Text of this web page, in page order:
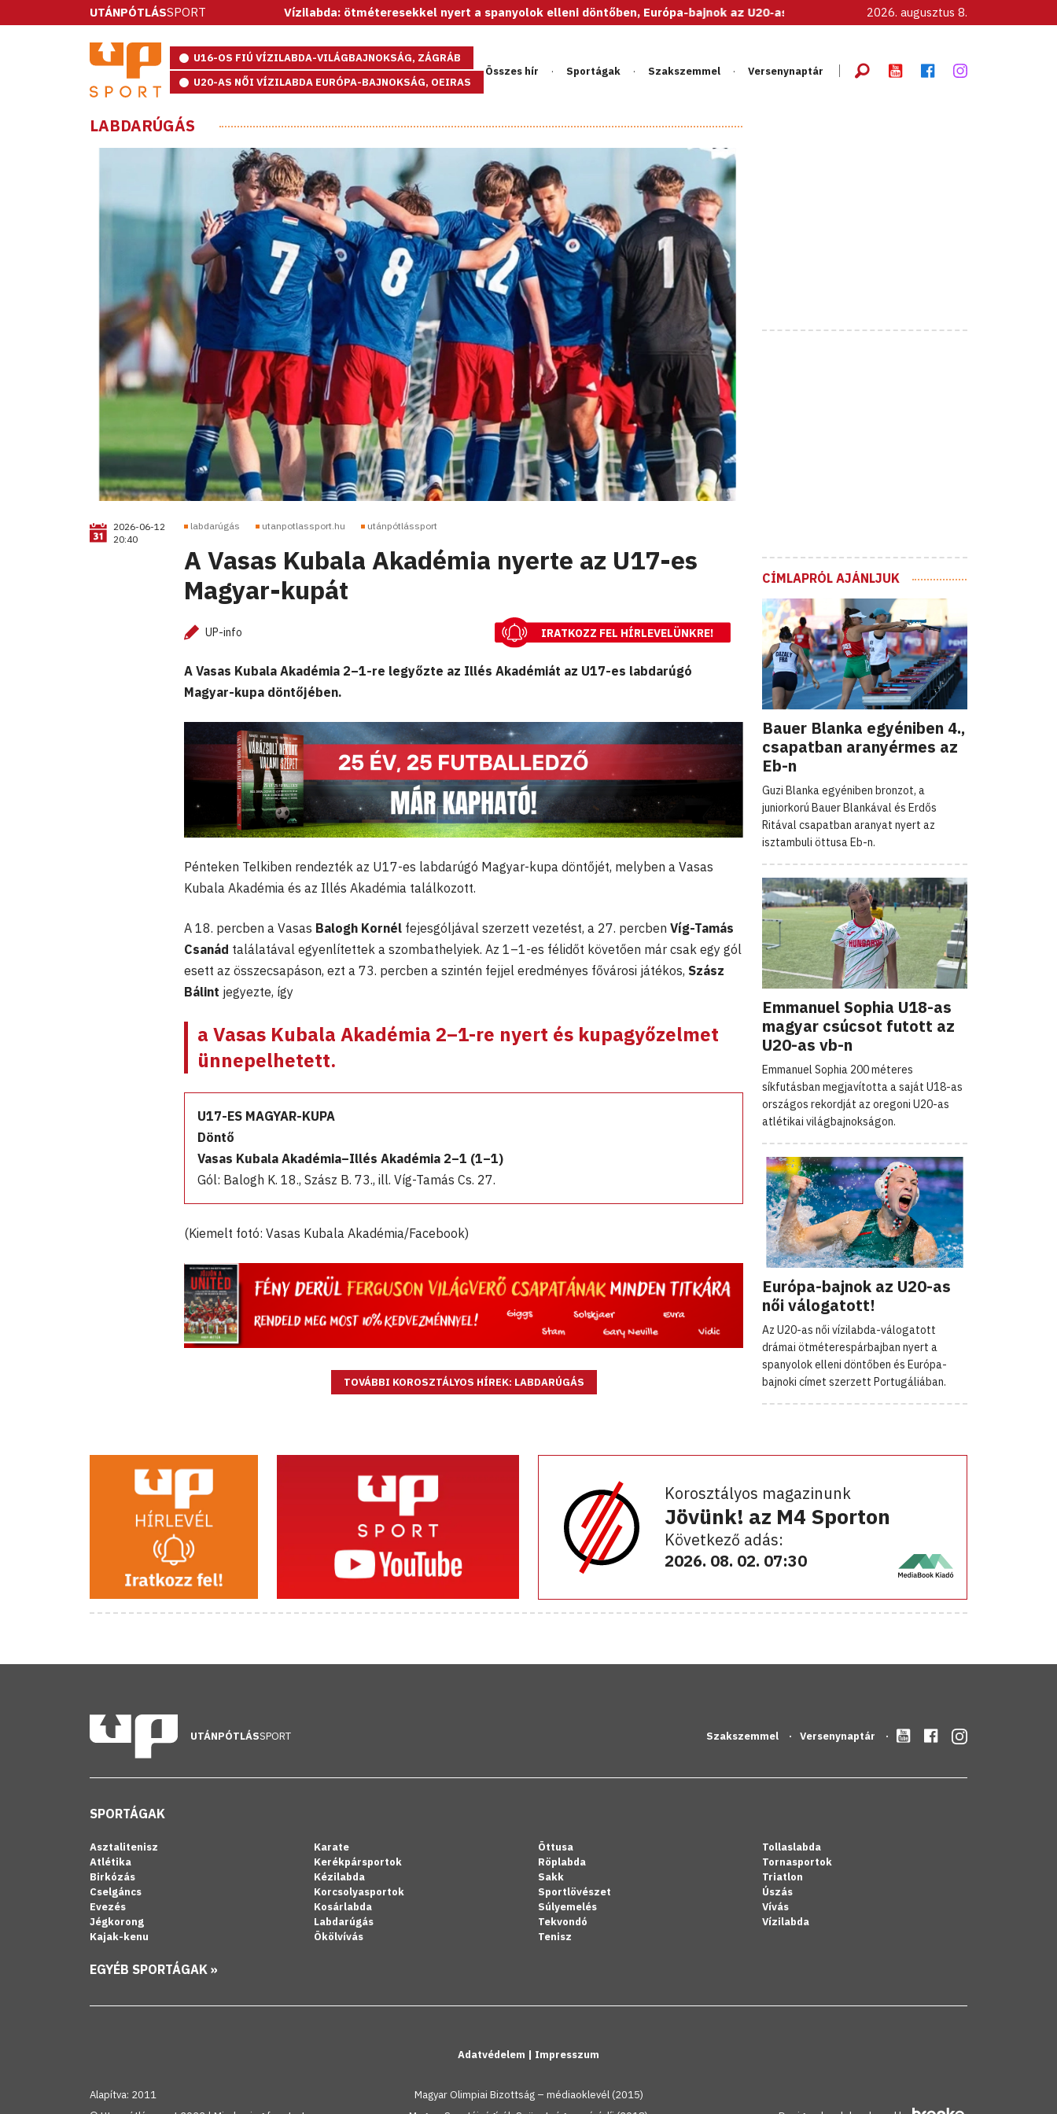
UTÁNPÓTLÁSSPORT Vízilabda: ötméteresekkel nyert a spanyolok elleni döntőben, Európa-bajnok az U20-as női válogatott! 2026. augusztus 8.
U16-OS FIÚ VÍZILABDA-VILÁGBAJNOKSÁG, ZÁGRÁB
U20-AS NŐI VÍZILABDA EURÓPA-BAJNOKSÁG, OEIRAS
Összes hír Sportágak Szakszemmel Versenynaptár
LABDARÚGÁS
2026-06-12
20:40
labdarúgás utanpotlassport.hu utánpótlássport
A Vasas Kubala Akadémia nyerte az U17-es
Magyar-kupát
UP-info IRATKOZZ FEL HÍRLEVELÜNKRE!
A Vasas Kubala Akadémia 2–1-re legyőzte az Illés Akadémiát az U17-es labdarúgó
Magyar-kupa döntőjében.
Pénteken Telkiben rendezték az U17-es labdarúgó Magyar-kupa döntőjét, melyben a Vasas
Kubala Akadémia és az Illés Akadémia találkozott.
A 18. percben a Vasas Balogh Kornél fejesgóljával szerzett vezetést, a 27. percben Víg-Tamás
Csanád találatával egyenlítettek a szombathelyiek. Az 1–1-es félidőt követően már csak egy gól
esett az összecsapáson, ezt a 73. percben a szintén fejjel eredményes fővárosi játékos, Szász
Bálint jegyezte, így
a Vasas Kubala Akadémia 2–1-re nyert és kupagyőzelmet
ünnepelhetett.
U17-ES MAGYAR-KUPA
Döntő
Vasas Kubala Akadémia–Illés Akadémia 2–1 (1–1)
Gól: Balogh K. 18., Szász B. 73., ill. Víg-Tamás Cs. 27.
(Kiemelt fotó: Vasas Kubala Akadémia/Facebook)
TOVÁBBI KOROSZTÁLYOS HÍREK: LABDARÚGÁS
CÍMLAPRÓL AJÁNLJUK
Bauer Blanka egyéniben 4.,
csapatban aranyérmes az
Eb-n
Guzi Blanka egyéniben bronzot, a
juniorkorú Bauer Blankával és Erdős
Ritával csapatban aranyat nyert az
isztambuli öttusa Eb-n.
Emmanuel Sophia U18-as
magyar csúcsot futott az
U20-as vb-n
Emmanuel Sophia 200 méteres
síkfutásban megjavította a saját U18-as
országos rekordját az oregoni U20-as
atlétikai világbajnokságon.
Európa-bajnok az U20-as
női válogatott!
Az U20-as női vízilabda-válogatott
drámai ötméterespárbajban nyert a
spanyolok elleni döntőben és Európa-
bajnoki címet szerzett Portugáliában.
Korosztályos magazinunk
Jövünk! az M4 Sporton
Következő adás:
2026. 08. 02. 07:30
UTÁNPÓTLÁSSPORT Szakszemmel Versenynaptár
SPORTÁGAK
Asztalitenisz
Atlétika
Birkózás
Cselgáncs
Evezés
Jégkorong
Kajak-kenu
Karate
Kerékpársportok
Kézilabda
Korcsolyasportok
Kosárlabda
Labdarúgás
Ökölvívás
Öttusa
Röplabda
Sakk
Sportlövészet
Súlyemelés
Tekvondó
Tenisz
Tollaslabda
Tornasportok
Triatlon
Úszás
Vívás
Vízilabda
EGYÉB SPORTÁGAK »
Adatvédelem | Impresszum
Alapítva: 2011
Magyar Olimpiai Bizottság – médiaoklevél (2015)